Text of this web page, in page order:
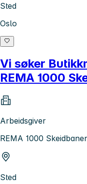
Sted
Oslo
Vi søker
REMA 1000
Arbeidsgiver
REMA 1000
Sted